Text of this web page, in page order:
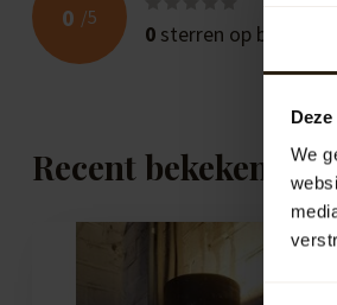
We
0 /5
0 sterren op basis van
Recent bekeken